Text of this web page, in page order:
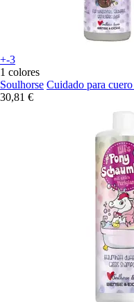
+-3
1 colores
Soulhorse Cuidado para
30,81 €